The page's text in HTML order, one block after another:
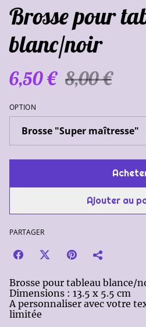
Brosse pour
blanc/noir
6,50 € 8,00 €
OPTION
Ajouter au
PARTAGER
Brosse pour tableau blance/
Dimensions : 13.5 x 5.5 cm
A personnaliser avec votre
limitée